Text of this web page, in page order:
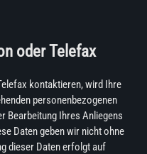
oder Telefax
kontaktieren, wird Ihre
personenbezogenen
Bearbeitung Ihres Anliegens
Daten geben wir nicht ohne
dieser Daten erfolgt auf